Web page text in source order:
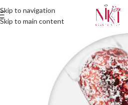
Skip to navigation
Skip to main content